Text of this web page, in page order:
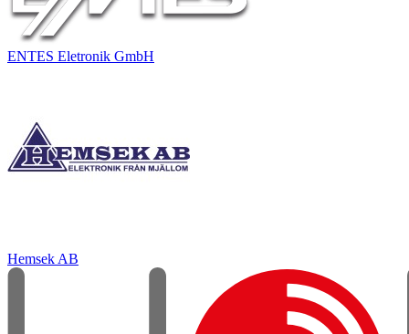
ENTES Eletronik GmbH
Hemsek AB